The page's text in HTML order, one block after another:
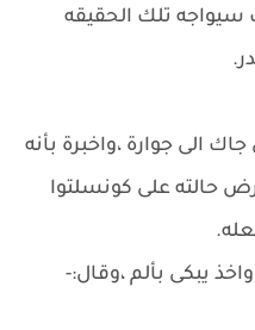
سيواجه تلك الحقيقه
الى جوارة ،واخبرة بأنه
حالته على كونسلتوا
يبكى بألم ،وقال:-